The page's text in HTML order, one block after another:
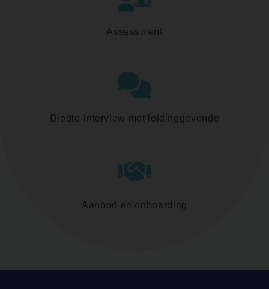
Assessment
Diepte-interview met leidinggevende
Aanbod en onboarding